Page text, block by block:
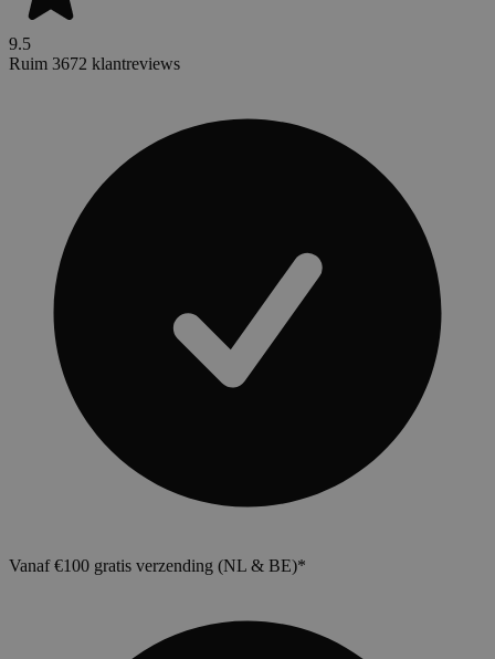
9.5
Ruim 3672 klantreviews
Vanaf €100 gratis verzending (NL & BE)*